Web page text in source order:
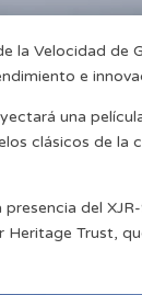
la Velocidad de
e
una
clásicos de la
del
Trust,